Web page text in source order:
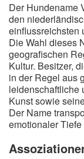
Süße
Hundenamen
A
B C
J
K L
S
T
Der Hundename
den
einflussreichsten
Die Wahl dieses
geografischen
Kultur. Besitzer,
in der Regel aus
leidenschaftliche
Kunst sowie
Der Name
emotionaler